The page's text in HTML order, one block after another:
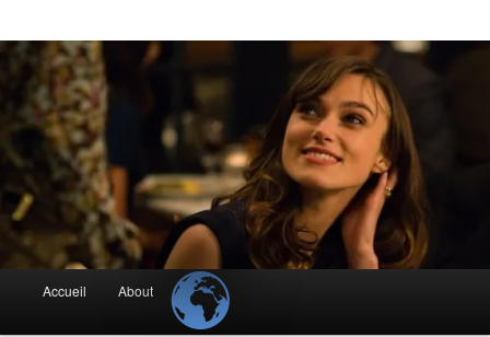
principal
Accueil About